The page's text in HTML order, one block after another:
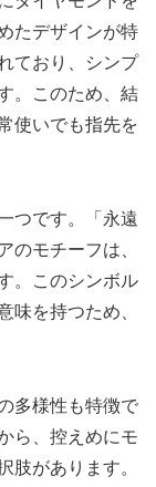
たデザインが特
ており、シンプ
。このため、結
使いでも指先を
つです。「永遠
のモチーフは、
。このシンボル
味を持つため、
多様性も特徴で
ら、控えめにモ
肢があります。